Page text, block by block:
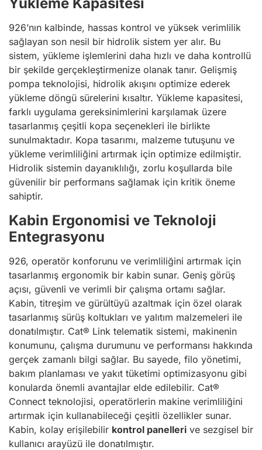
926’nın kalbinde, hassas kontrol ve yüksek verimlilik
sağlayan son nesil bir hidrolik sistem yer alır. Bu
sistem, yükleme işlemlerini daha hızlı ve daha kontrollü
bir şekilde gerçekleştirmenize olanak tanır. Gelişmiş
pompa teknolojisi, hidrolik akışını optimize ederek
yükleme döngü sürelerini kısaltır. Yükleme kapasitesi,
farklı uygulama gereksinimlerini karşılamak üzere
tasarlanmış çeşitli kopa seçenekleri ile birlikte
sunulmaktadır. Kopa tasarımı, malzeme tutuşunu ve
yükleme verimliliğini artırmak için optimize edilmiştir.
Hidrolik sistemin dayanıklılığı, zorlu koşullarda bile
güvenilir bir performans sağlamak için kritik öneme
sahiptir.
Kabin Ergonomisi ve Teknoloji
Entegrasyonu
926, operatör konforunu ve verimliliğini artırmak için
tasarlanmış ergonomik bir kabin sunar. Geniş görüş
açısı, güvenli ve verimli bir çalışma ortamı sağlar.
Kabin, titreşim ve gürültüyü azaltmak için özel olarak
tasarlanmış sürüş koltukları ve yalıtım malzemeleri ile
donatılmıştır. Cat® Link telematik sistemi, makinenin
konumunu, çalışma durumunu ve performansı hakkında
gerçek zamanlı bilgi sağlar. Bu sayede, filo yönetimi,
bakım planlaması ve yakıt tüketimi optimizasyonu gibi
konularda önemli avantajlar elde edilebilir. Cat®
Connect teknolojisi, operatörlerin makine verimliliğini
artırmak için kullanabileceği çeşitli özellikler sunar.
Kabin, kolay erişilebilir kontrol panelleri ve sezgisel bir
kullanıcı arayüzü ile donatılmıştır.